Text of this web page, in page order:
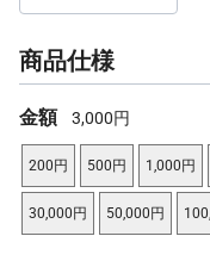
商品仕様
金額 3,000円
200円 500円 1,000円
30,000円 50,000円